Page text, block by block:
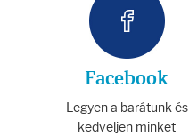
Facebook
Legyen a barátunk és
kedveljen minket
Samponok
Hajkondicionálók